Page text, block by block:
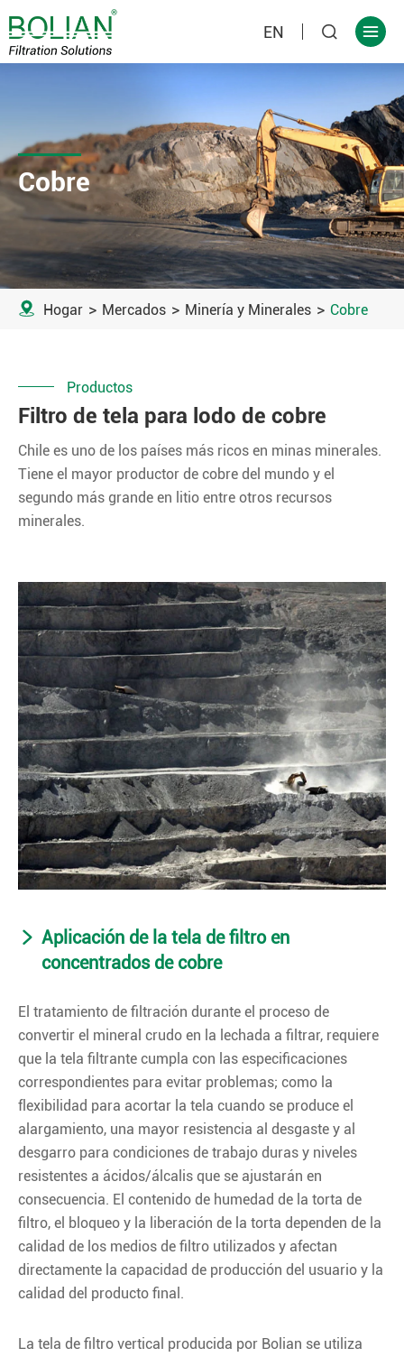
EN  
Cobre
 Hogar Mercados Minería y Minerales Cobre
Productos
Filtro de tela para lodo de cobre
Chile es uno de los países más ricos en minas minerales.
Tiene el mayor productor de cobre del mundo y el
segundo más grande en litio entre otros recursos
minerales.
Aplicación de la tela de filtro en
concentrados de cobre
El tratamiento de filtración durante el proceso de
convertir el mineral crudo en la lechada a filtrar, requiere
que la tela filtrante cumpla con las especificaciones
correspondientes para evitar problemas; como la
flexibilidad para acortar la tela cuando se produce el
alargamiento, una mayor resistencia al desgaste y al
desgarro para condiciones de trabajo duras y niveles
resistentes a ácidos/álcalis que se ajustarán en
consecuencia. El contenido de humedad de la torta de
filtro, el bloqueo y la liberación de la torta dependen de la
calidad de los medios de filtro utilizados y afectan
directamente la capacidad de producción del usuario y la
calidad del producto final.
La tela de filtro vertical producida por Bolian se utiliza